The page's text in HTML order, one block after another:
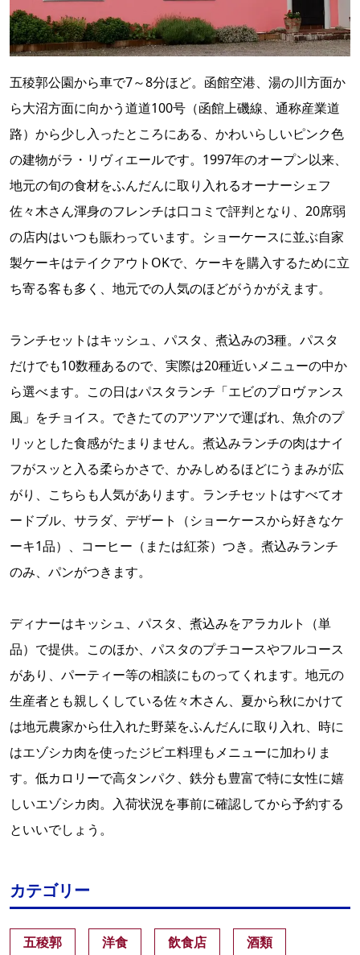
五稜郭公園から車で7～8分ほど。函館空港、湯の川方面か
ら大沼方面に向かう道道100号（函館上磯線、通称産業道
路）から少し入ったところにある、かわいらしいピンク色
の建物がラ・リヴィエールです。1997年のオープン以来、
地元の旬の食材をふんだんに取り入れるオーナーシェフ
佐々木さん渾身のフレンチは口コミで評判となり、20席弱
の店内はいつも賑わっています。ショーケースに並ぶ自家
製ケーキはテイクアウトOKで、ケーキを購入するために立
ち寄る客も多く、地元での人気のほどがうかがえます。
ランチセットはキッシュ、パスタ、煮込みの3種。パスタ
だけでも10数種あるので、実際は20種近いメニューの中か
ら選べます。この日はパスタランチ「エビのプロヴァンス
風」をチョイス。できたてのアツアツで運ばれ、魚介のプ
リッとした食感がたまりません。煮込みランチの肉はナイ
フがスッと入る柔らかさで、かみしめるほどにうまみが広
がり、こちらも人気があります。ランチセットはすべてオ
ードブル、サラダ、デザート（ショーケースから好きなケ
ーキ1品）、コーヒー（または紅茶）つき。煮込みランチ
のみ、パンがつきます。
ディナーはキッシュ、パスタ、煮込みをアラカルト（単
品）で提供。このほか、パスタのプチコースやフルコース
があり、パーティー等の相談にものってくれます。地元の
生産者とも親しくしている佐々木さん、夏から秋にかけて
は地元農家から仕入れた野菜をふんだんに取り入れ、時に
はエゾシカ肉を使ったジビエ料理もメニューに加わりま
す。低カロリーで高タンパク、鉄分も豊富で特に女性に嬉
しいエゾシカ肉。入荷状況を事前に確認してから予約する
といいでしょう。
カテゴリー
五稜郭 洋食 飲食店 酒類